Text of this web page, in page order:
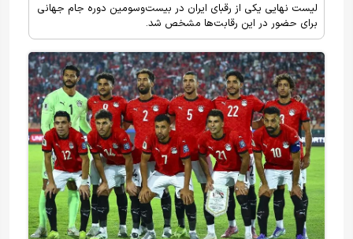
لیست نهایی یکی از رقبای ایران در بیست‌وسومین دوره جام جهانی
برای حضور در این رقابت‌ها مشخص شد.